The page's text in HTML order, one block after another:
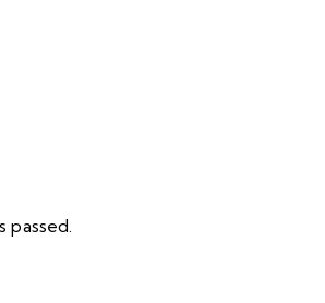
passed.